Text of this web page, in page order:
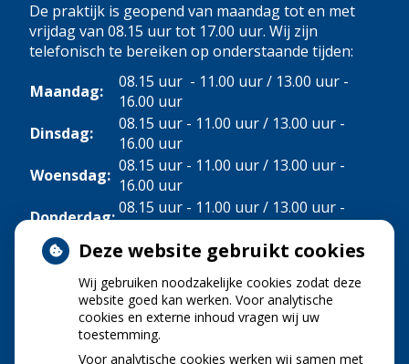
De praktijk is geopend van maandag tot en met
vrijdag van 08.15 uur tot 17.00 uur. Wij zijn
telefonisch te bereiken op onderstaande tijden:
Maandag:
08.15 uur - 11.00 uur / 13.00 uur -
16.00 uur
Dinsdag:
08.15 uur - 11.00 uur / 13.00 uur -
16.00 uur
Woensdag: 08.15 uur - 11.00 uur / 13.00 uur -
16.00 uur
Donderdag:08.15 uur - 11.00 uur / 13.00 uur -
Vrijdag:
08.15 uur - 11.00 uur
NIEUWS
Let op: valse Infomedics-mails over
openstaande rekening
Deze website gebruikt cookies
Wij gebruiken noodzakelijke cookies zodat deze
website goed kan werken. Voor analytische
cookies en externe inhoud vragen wij uw
toestemming.
Voor analytische cookies werken wij samen met